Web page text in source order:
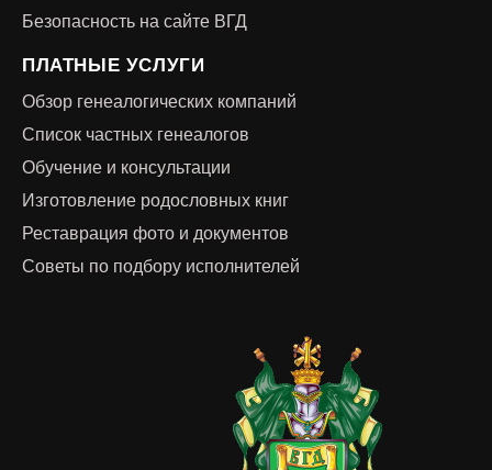
Безопасность на сайте ВГД
ПЛАТНЫЕ УСЛУГИ
Обзор генеалогических компаний
Список частных генеалогов
Обучение и консультации
Изготовление родословных книг
Реставрация фото и документов
Советы по подбору исполнителей